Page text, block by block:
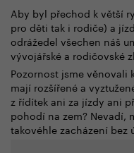
Aby byl přechod k větší
pro děti tak i rodiče) a
odrážedel všechen náš
vývojářské a rodičovské
Pozornost jsme věnovali
mají rozšířené a
z řídítek ani za jízdy ani
pohodí na zem? Nevadí,
takovéhle zacházení bez